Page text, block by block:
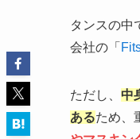
タンスの中
会社の「
ただし、 中
あるため、